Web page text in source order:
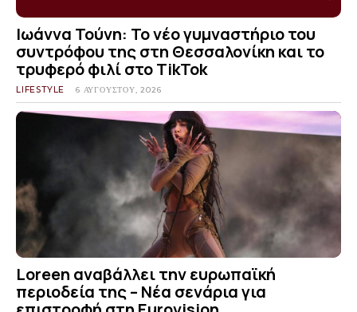
Ιωάννα Τούνη: Το νέο γυμναστήριο του
συντρόφου της στη Θεσσαλονίκη και το
τρυφερό φιλί στο TikTok
LIFESTYLE 6 ΑΥΓΟΎΣΤΟΥ, 2026
Loreen αναβάλλει την ευρωπαϊκή
περιοδεία της – Νέα σενάρια για